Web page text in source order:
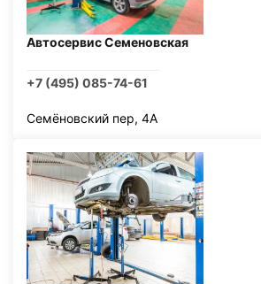
Автосервис Семеновская
+7 (495) 085-74-61
Семёновский пер, 4А